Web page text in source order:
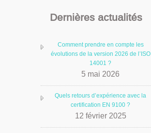
Dernières actualités
Comment prendre en compte les
évolutions de la version 2026 de l’ISO
14001 ?
5 mai 2026
Quels retours d’expérience avec la
certification EN 9100 ?
12 février 2025